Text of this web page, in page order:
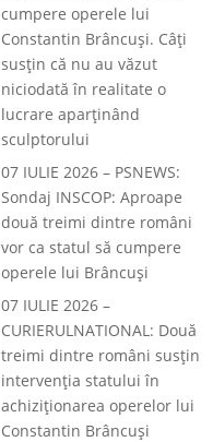
cumpere operele lui
Constantin Brâncuși. Câți
susțin că nu au văzut
niciodată în realitate o
lucrare aparținând
sculptorului
07 IULIE 2026 – PSNEWS:
Sondaj INSCOP: Aproape
două treimi dintre români
vor ca statul să cumpere
operele lui Brâncuși
07 IULIE 2026 –
CURIERULNATIONAL: Două
treimi dintre români susțin
intervenția statului în
achiziționarea operelor lui
Constantin Brâncuși